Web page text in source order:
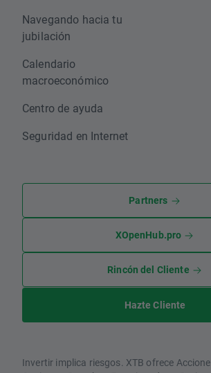
Navegando hacia tu
jubilación
Calendario
macroeconómico
Centro de ayuda
Seguridad en Internet
Partners
XOpenHub.pro
Rincón del Cliente
Hazte Cliente
Invertir implica riesgos. XTB ofrece